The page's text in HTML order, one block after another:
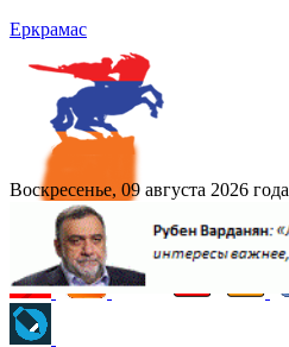
Еркрамас
Воскресенье, 09 августа 2026 года